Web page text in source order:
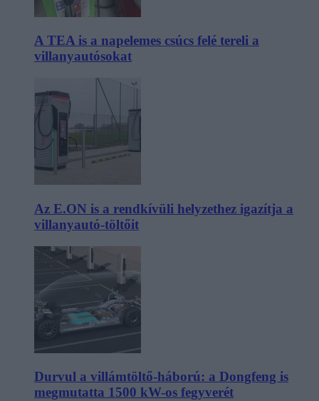
A TEA is a napelemes csúcs felé tereli a
villanyautósokat
Az E.ON is a rendkívüli helyzethez igazítja a
villanyautó-töltőit
Durvul a villámtöltő-háború: a Dongfeng is
megmutatta 1500 kW-os fegyverét